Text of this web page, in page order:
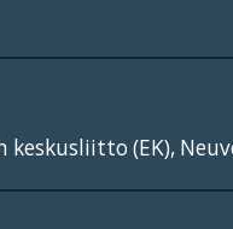
keskusliitto (EK),